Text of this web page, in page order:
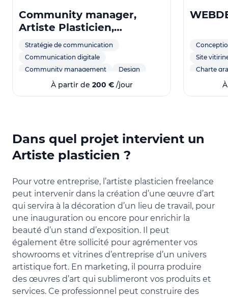
Community manager,
Artiste Plasticien,
Graphiste
Stratégie de communication
Communication digitale
Community management
Design
Storytelling
design UI
Illustration
À partir de 200 € /jour
Site
Charte
HTML
Dans quel projet intervient un
Artiste plasticien ?
Pour votre entreprise, l’artiste plasticien freelance
peut intervenir dans la création d’une œuvre d’art
qui servira à la décoration d’un lieu de travail, pour
une inauguration ou encore pour enrichir la
beauté d’un stand d’exposition. Il peut
également être sollicité pour agrémenter vos
showrooms et vitrines d’entreprise d’un univers
artistique fort. En marketing, il pourra produire
des œuvres d’art qui sublimeront vos produits et
services. Ce professionnel peut construire des